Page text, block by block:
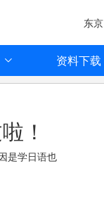
东京
资料下载
！
是学日语也